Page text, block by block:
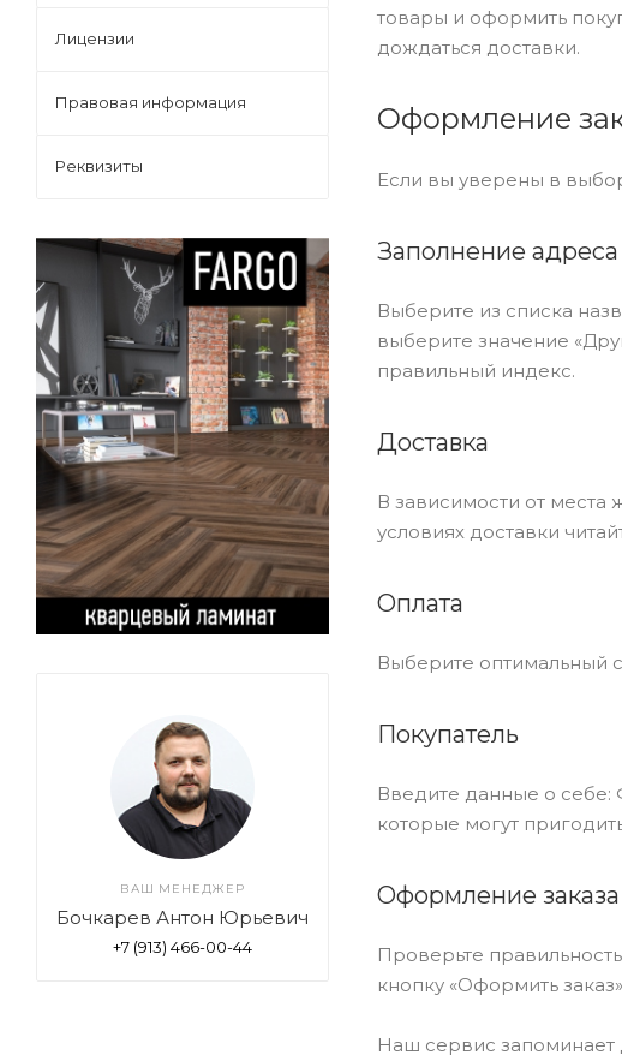
товары и оформить
дождаться доставки.
Оформление
Если вы уверены в
Заполнение адреса
Выберите из списка
выберите значение
правильный индекс.
Доставка
В зависимости от
условиях доставки
Оплата
Выберите оптимальный
Покупатель
Введите данные о себе:
которые могут
Оформление заказа
Проверьте
кнопку «Оформить
Наш сервис запоминает
Лицензии
Правовая информация
Реквизиты
ВАШ МЕНЕДЖЕР
Бочкарев Антон Юрьевич
+7 (913) 466-00-44